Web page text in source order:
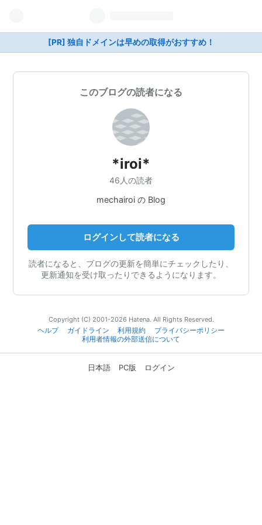
[PR] 独自ドメインは早めの取得がおすすめ！
このブログの読者になる
*iroi*
46人の読者
mechairoi の Blog
ログインして読者になる
読者になると、ブログの更新を簡単にチェックしたり、
更新通知を受け取ったりできるようになります。
Copyright (C) 2001-2026 Hatena. All Rights Reserved.
ヘルプ
ガイドライン 利用規約
プライバシーポリシー
利用者情報の外部送信について
日本語 PC版 ログイン